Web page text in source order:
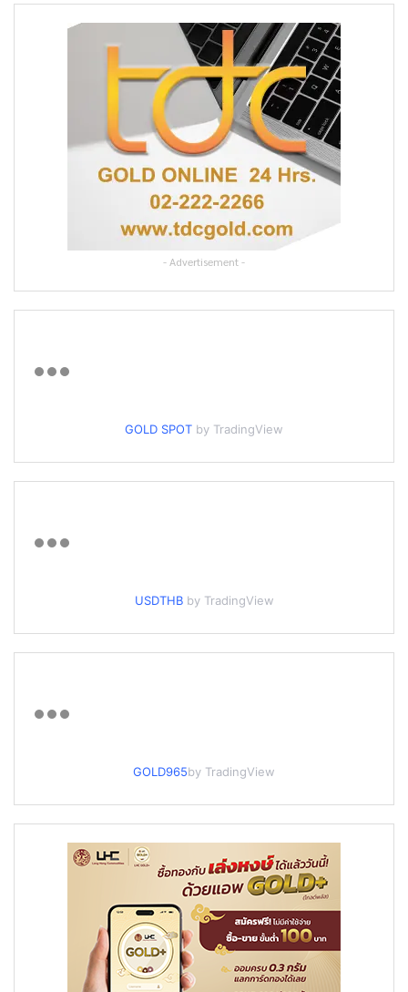
- Advertisement -
GOLD SPOT by TradingView
USDTHB by TradingView
GOLD965by TradingView